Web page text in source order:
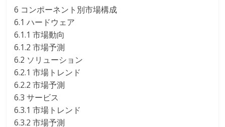
6 コンポーネント別市場構成
6.1 ハードウェア
6.1.1 市場動向
6.1.2 市場予測
6.2 ソリューション
6.2.1 市場トレンド
6.2.2 市場予測
6.3 サービス
6.3.1 市場トレンド
6.3.2 市場予測